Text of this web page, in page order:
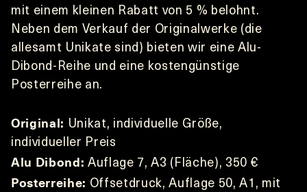
mit einem kleinen Rabatt von 5 % belohnt.
Neben dem Verkauf der Originalwerke (die
allesamt Unikate sind) bieten wir eine Alu-
Dibond-Reihe und eine kostengünstige
Posterreihe an.
Original: Unikat, individuelle Größe,
individueller Preis
Alu Dibond: Auflage 7, A3 (Fläche), 350 €
Posterreihe: Offsetdruck, Auflage 50, A1, mit